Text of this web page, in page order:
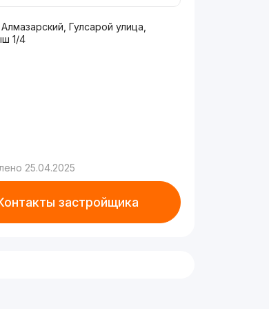
Гулсарой улица,
1/4
25.04.2025
застройщика